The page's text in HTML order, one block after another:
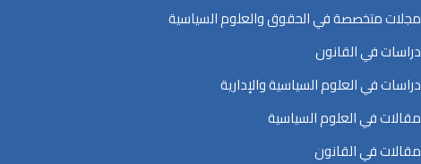
مجلات متخصصة في الحقوق والعلوم السياسية
دراسات في القانون
دراسات في العلوم السياسية والإدارية
مقالات في العلوم السياسية
مقالات في القانون